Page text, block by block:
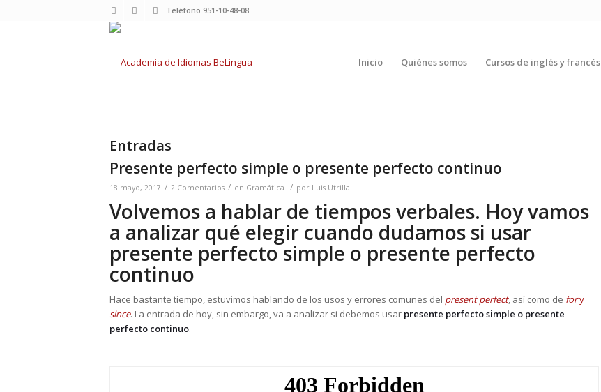
Teléfono 951-10-48-08
Inicio Quiénes somos Cursos de inglés y francés
Entradas
Presente perfecto simple o presente perfecto continuo
18 mayo, 2017 / 2 Comentarios / en Gramática / por Luis Utrilla
Volvemos a hablar de tiempos verbales. Hoy vamos
a analizar qué elegir cuando dudamos si usar
presente perfecto simple o presente perfecto
continuo
Hace bastante tiempo, estuvimos hablando de los usos y errores comunes del present perfect, así como de fory
since. La entrada de hoy, sin embargo, va a analizar si debemos usar presente perfecto simple o presente
perfecto continuo.